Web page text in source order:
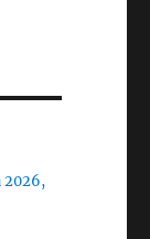
2026,